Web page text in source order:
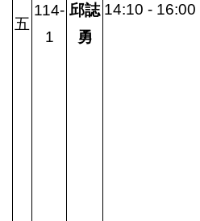
五
114-
1
邱誌
勇
14:10 - 16:00